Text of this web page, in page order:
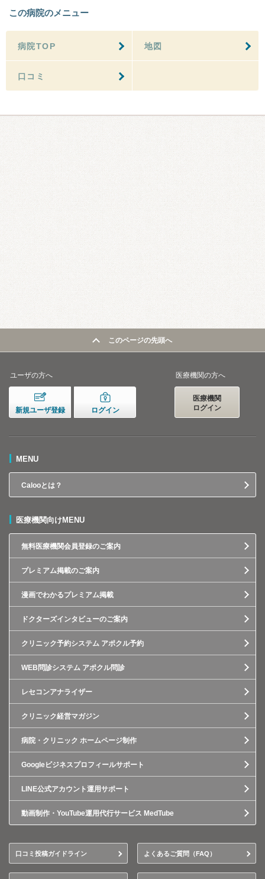
この病院のメニュー
病院TOP 地図
口コミ
このページの先頭へ
ユーザの方へ
新規ユーザ登録 ログイン
医療機関の方へ
医療機関
ログイン
MENU
Calooとは？
医療機関向けMENU
無料医療機関会員登録のご案内
プレミアム掲載のご案内
漫画でわかるプレミアム掲載
ドクターズインタビューのご案内
クリニック予約システム アポクル予約
WEB問診システム アポクル問診
レセコンアナライザー
クリニック経営マガジン
病院・クリニック ホームページ制作
Googleビジネスプロフィールサポート
LINE公式アカウント運用サポート
動画制作・YouTube運用代行サービス MedTube
口コミ投稿ガイドライン よくあるご質問（FAQ）